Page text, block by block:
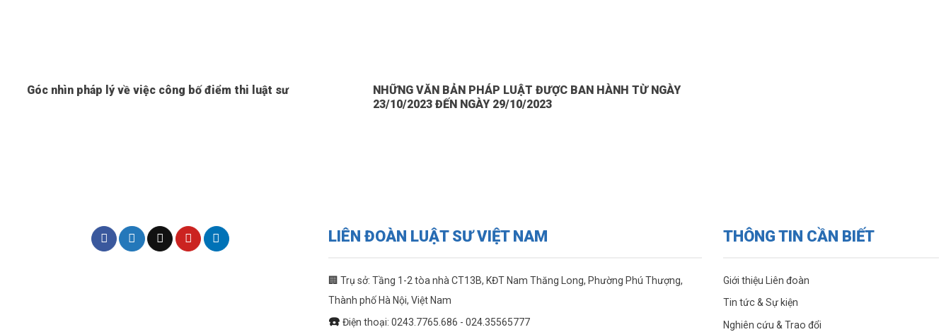
Góc nhìn pháp lý về việc công bố điểm thi luật sư
NHỮNG VĂN BẢN PHÁP LUẬT ĐƯỢC BAN HÀNH TỪ NGÀY
23/10/2023 ĐẾN NGÀY 29/10/2023
LIÊN ĐOÀN LUẬT SƯ VIỆT NAM
🏢 Trụ sở: Tầng 1-2 tòa nhà CT13B, KĐT Nam Thăng Long, Phường Phú Thượng,
Thành phố Hà Nội, Việt Nam
☎️ Điện thoại: 0243.7765.686 - 024.35565777
THÔNG TIN CẦN BIẾT
Giới thiệu Liên đoàn
Tin tức & Sự kiện
Nghiên cứu & Trao đổi